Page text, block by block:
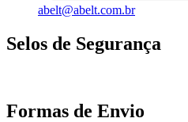
abelt@abelt.com.br
Selos de Segurança
Formas de Envio